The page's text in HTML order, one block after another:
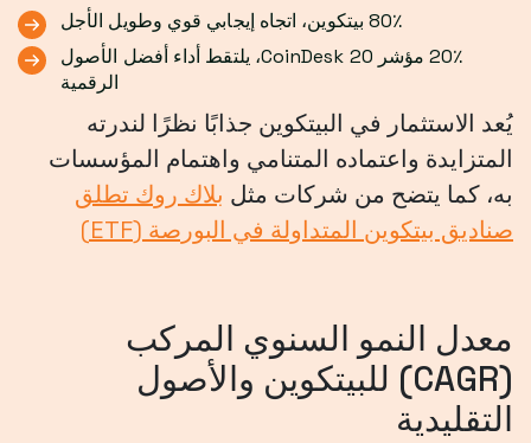
80٪ بيتكوين، اتجاه إيجابي قوي وطويل الأجل
20٪ مؤشر CoinDesk 20، يلتقط أداء أفضل الأصول
الرقمية
يُعد الاستثمار في البيتكوين جذابًا نظرًا لندرته
المتزايدة واعتماده المتنامي واهتمام المؤسسات
به، كما يتضح من شركات مثل بلاك روك تطلق
صناديق بيتكوين المتداولة في البورصة (ETF)
معدل النمو السنوي المركب
(CAGR) للبيتكوين والأصول
التقليدية